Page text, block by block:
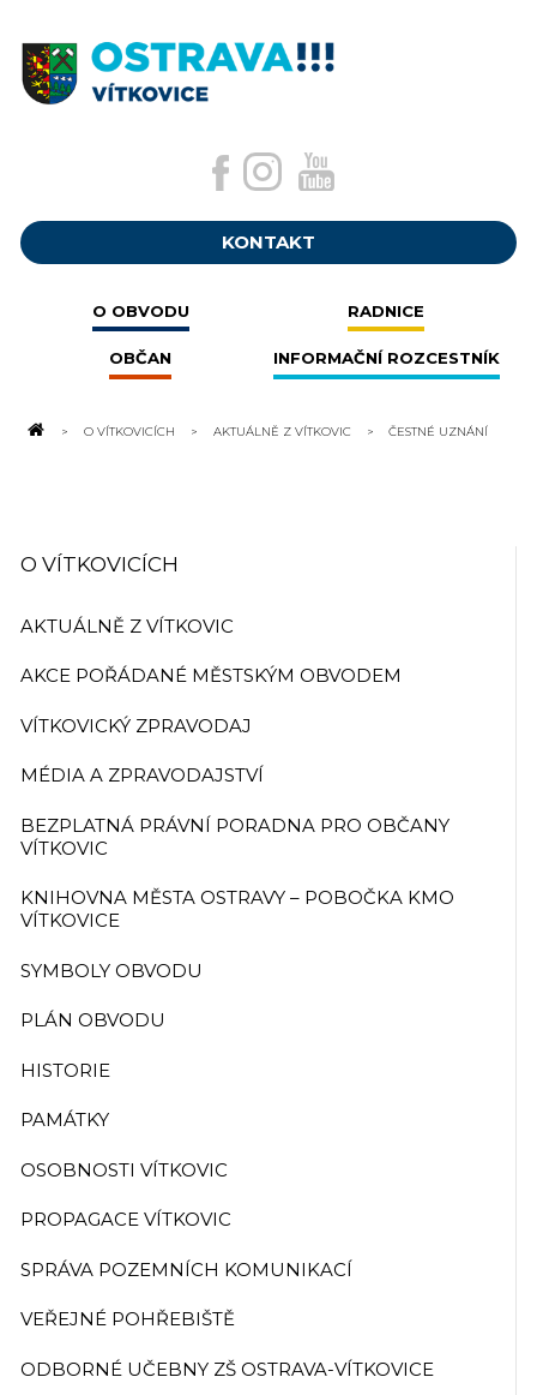
KONTAKT
O OBVODU RADNICE
OBČAN INFORMAČNÍ ROZCESTNÍK
O VÍTKOVICÍCH AKTUÁLNĚ Z VÍTKOVIC ČESTNÉ UZNÁNÍ
O VÍTKOVICÍCH
AKTUÁLNĚ Z VÍTKOVIC
AKCE POŘÁDANÉ MĚSTSKÝM OBVODEM
VÍTKOVICKÝ ZPRAVODAJ
MÉDIA A ZPRAVODAJSTVÍ
BEZPLATNÁ PRÁVNÍ PORADNA PRO OBČANY
VÍTKOVIC
KNIHOVNA MĚSTA OSTRAVY – POBOČKA KMO
VÍTKOVICE
SYMBOLY OBVODU
PLÁN OBVODU
HISTORIE
PAMÁTKY
OSOBNOSTI VÍTKOVIC
PROPAGACE VÍTKOVIC
SPRÁVA POZEMNÍCH KOMUNIKACÍ
VEŘEJNÉ POHŘEBIŠTĚ
ODBORNÉ UČEBNY ZŠ OSTRAVA-VÍTKOVICE